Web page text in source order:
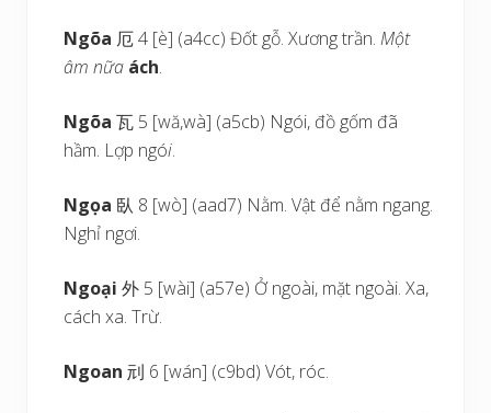
Ngõa 厄 4 [è] (a4cc) Đốt gỗ. Xương trần.Một
âm nữa ách.
Ngõa瓦 5 [wă,wà] (a5cb) Ngói, đồ gốm đã
hầm. Lợp ngói.
Ngọa 臥 8 [wò] (aad7) Nằm. Vật để nằm ngang.
Nghỉ ngơi.
Ngoại外 5 [wài] (a57e) Ở ngoài, mặt ngoài. Xa,
cách xa. Trừ.
Ngoan 刓 6 [wán] (c9bd) Vót, róc.